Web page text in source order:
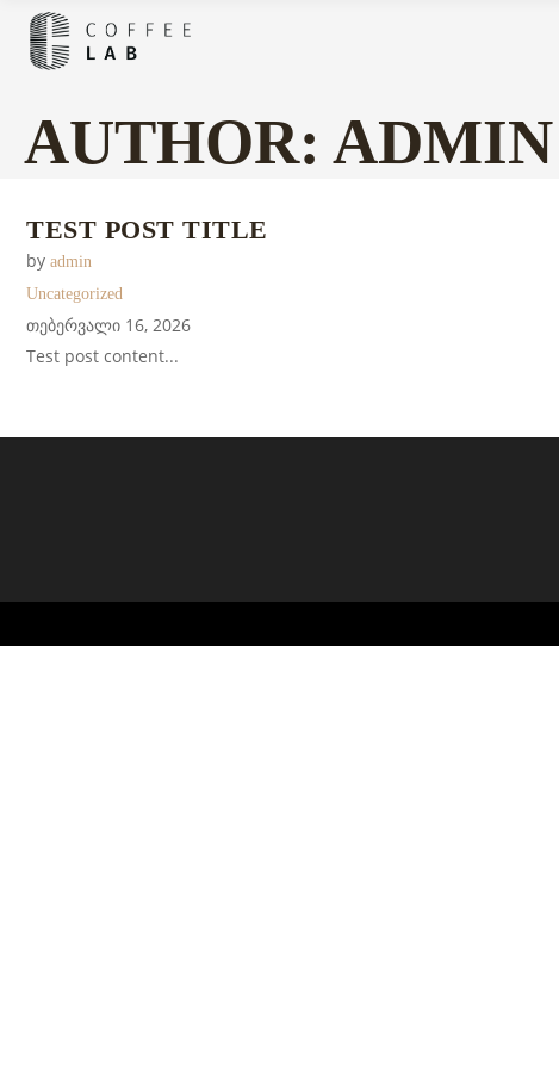
AUTHOR: ADMIN
TEST POST TITLE
by admin
Uncategorized
თებერვალი 16, 2026
Test post content...